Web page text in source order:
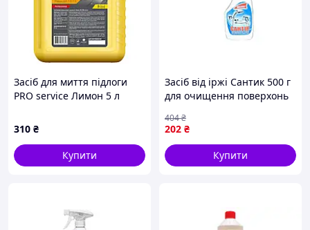
Засіб для миття підлоги
PRO service Лимон 5 л
310 ₴
Купити
Засіб від іржі Сантик 500 г
для очищення поверхонь
нальоту без абразивів
202 ₴
404₴
Купити